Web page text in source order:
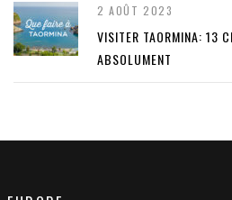
2 AOÛT 2023
VISITER TAORMINA: 13
ABSOLUMENT